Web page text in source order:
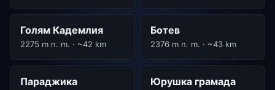
Голям Кадемлия
2275 m n. m. · ~42 km
Ботев
2376 m n. m. · ~43 km
Параджика Юрушка грамада